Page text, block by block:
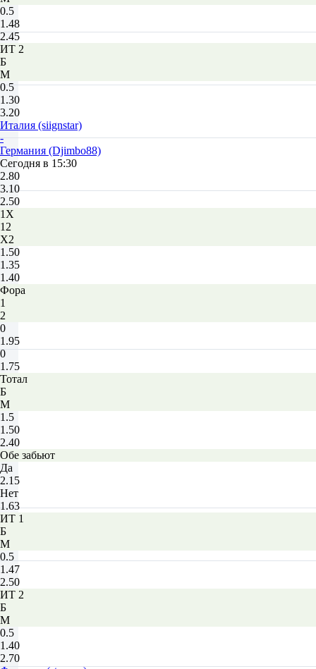
0.5
1.48
2.45
ИТ 2
Б
М
0.5
1.30
3.20
Италия (siignstar)
-
Германия (Djimbo88)
Сегодня в 15:30
2.80
3.10
2.50
1X
12
X2
1.50
1.35
1.40
Фора
1
2
0
1.95
0
1.75
Тотал
Б
М
1.5
1.50
2.40
Обе забьют
Да
2.15
Нет
1.63
ИТ 1
Б
М
0.5
1.47
2.50
ИТ 2
Б
М
0.5
1.40
2.70